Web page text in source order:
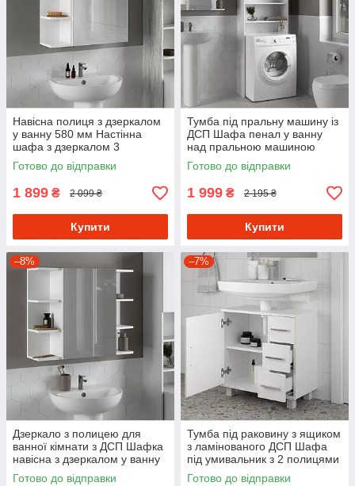
Навісна полиця з дзеркалом
у ванну 580 мм Настінна
шафа з дзеркалом 3
відкритими та 1 закритою
полицею з ДСП
Готово до відправки
1 899 ₴ 2 099 ₴
Купити
Тумба під пральну машину із
ДСП Шафа пенал у ванну
над пральною машиною
Полиця стелаж для пралки
Готово до відправки
1 999 ₴ 2 195 ₴
Купити
–8%
Дзеркало з полицею для
ванної кімнати з ДСП Шафка
навісна з дзеркалом у ванну
76 см шириною
Готово до відправки
–7%
Тумба під раковину з ящиком
з ламінованого ДСП Шафа
під умивальник з 2 полицями
у ванну кімнату 60 см
Готово до відправки